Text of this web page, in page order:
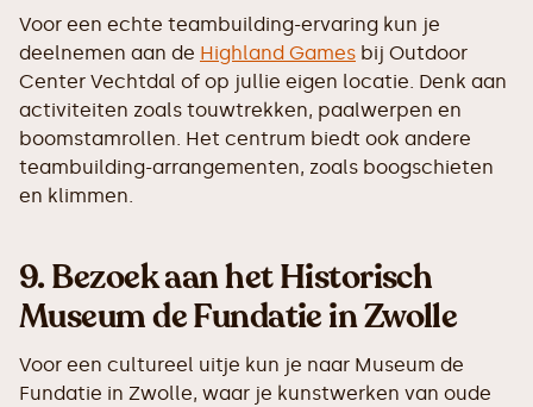
Voor een echte teambuilding-ervaring kun je
deelnemen aan de Highland Games bij Outdoor
Center Vechtdal of op jullie eigen locatie. Denk aan
activiteiten zoals touwtrekken, paalwerpen en
boomstamrollen. Het centrum biedt ook andere
teambuilding-arrangementen, zoals boogschieten
en klimmen.
9.Bezoek aan het Historisch
Museum de Fundatie in Zwolle
Voor een cultureel uitje kun je naar Museum de
Fundatie in Zwolle, waar je kunstwerken van oude